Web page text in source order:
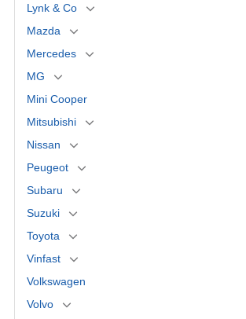
Lynk & Co
Mazda
Mercedes
MG
Mini Cooper
Mitsubishi
Nissan
Peugeot
Subaru
Suzuki
Toyota
Vinfast
Volkswagen
Volvo